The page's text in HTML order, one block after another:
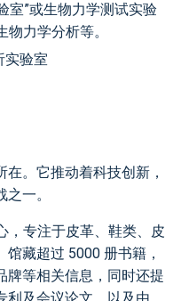
室”或生物力学测试实验
力学分析等。
实验室
。它推动着科技创新，
一。
，专注于皮革、鞋类、皮
藏超过 5000 册书籍，
牌等相关信息，同时还提